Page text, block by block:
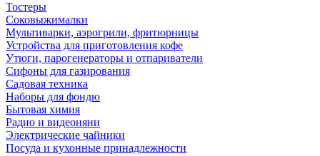
Тостеры
Соковыжималки
Мультиварки, аэрогрили, фритюрницы
Устройства для приготовления кофе
Утюги, парогенераторы и отпариватели
Сифоны для газирования
Садовая техника
Наборы для фондю
Бытовая химия
Радио и видеоняни
Электрические чайники
Посуда и кухонные принадлежности